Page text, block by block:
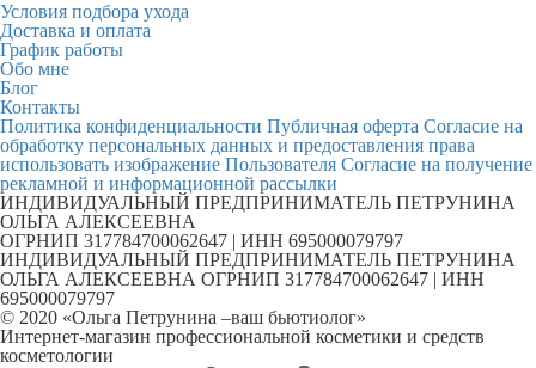
Условия подбора ухода
Доставка и оплата
График работы
Обо мне
Блог
Контакты
Политика конфиденциальности Публичная оферта Согласие на
обработку персональных данных и предоставления права
использовать изображение Пользователя Согласие на получение
рекламной и информационной рассылки
ИНДИВИДУАЛЬНЫЙ ПРЕДПРИНИМАТЕЛЬ ПЕТРУНИНА
ОЛЬГА АЛЕКСЕЕВНА
ОГРНИП 317784700062647 | ИНН 695000079797
ИНДИВИДУАЛЬНЫЙ ПРЕДПРИНИМАТЕЛЬ ПЕТРУНИНА
ОЛЬГА АЛЕКСЕЕВНА ОГРНИП 317784700062647 | ИНН
695000079797
© 2020 «Ольга Петрунина –ваш бьютиолог»
Интернет-магазин профессиональной косметики и средств
косметологии